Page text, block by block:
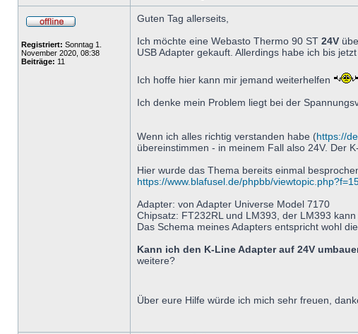
Registriert: Sonntag 1.
November 2020, 08:38
Beiträge: 11
Guten Tag allerseits,
Ich möchte eine Webasto Thermo 90 ST 24V
USB Adapter gekauft. Allerdings habe ich bis
Ich hoffe hier kann mir jemand weiterhelfen
Ich denke mein Problem liegt bei der
Wenn ich alles richtig verstanden habe (https://
übereinstimmen - in meinem Fall also 24V. Der
Hier wurde das Thema bereits einmal
https://www.blafusel.de/phpbb/
Adapter: von Adapter Universe Model 7170
Chipsatz: FT232RL und LM393, der LM393
Das Schema meines Adapters entspricht wohl
Kann ich den K-Line Adapter auf 24V
weitere?
Über eure Hilfe würde ich mich sehr freuen,